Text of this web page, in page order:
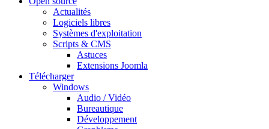
Actualités
Logiciels libres
Systèmes d'exploitation
Scripts & CMS
Astuces
Extensions Joomla
Télécharger
Windows
Audio / Vidéo
Bureautique
Développement